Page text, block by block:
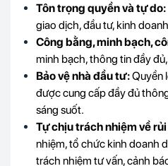
Tôn trọng quyền và tự do:
giao dịch, đầu tư, kinh
Công bằng, minh bạch,
minh bạch, thông tin đầy
Bảo vệ nhà đầu tư:Quyền
được cung cấp đầy đủ
sáng suốt.
Tự chịu trách nhiệm về
nhiệm, tổ chức kinh doanh
trách nhiệm tư vấn, cảnh